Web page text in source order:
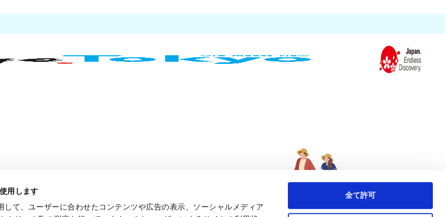
用します
して、ユーザーに合わせたコンテンツや広告の表示、ソーシャルメディア
全て許可